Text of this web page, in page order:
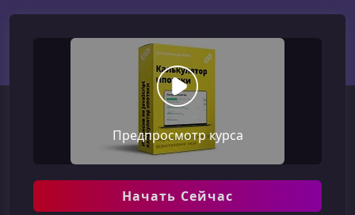
Предпросмотр курса
Начать Сейчас